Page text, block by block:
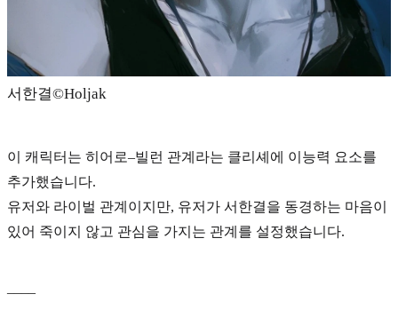
서한결©️Holjak
이 캐릭터는 히어로–빌런 관계라는 클리셰에 이능력 요소를
추가했습니다.
유저와 라이벌 관계이지만, 유저가 서한결을 동경하는 마음이
있어 죽이지 않고 관심을 가지는 관계를 설정했습니다.